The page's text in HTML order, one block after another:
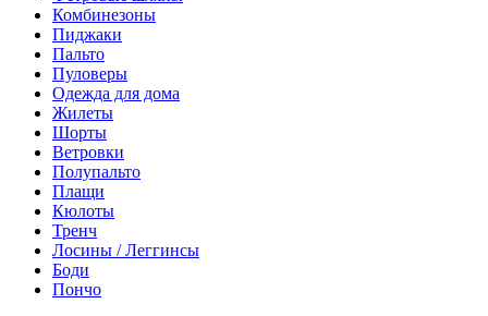
Комбинезоны
Пиджаки
Пальто
Пуловеры
Одежда для дома
Жилеты
Шорты
Ветровки
Полупальто
Плащи
Кюлоты
Тренч
Лосины / Леггинсы
Боди
Пончо